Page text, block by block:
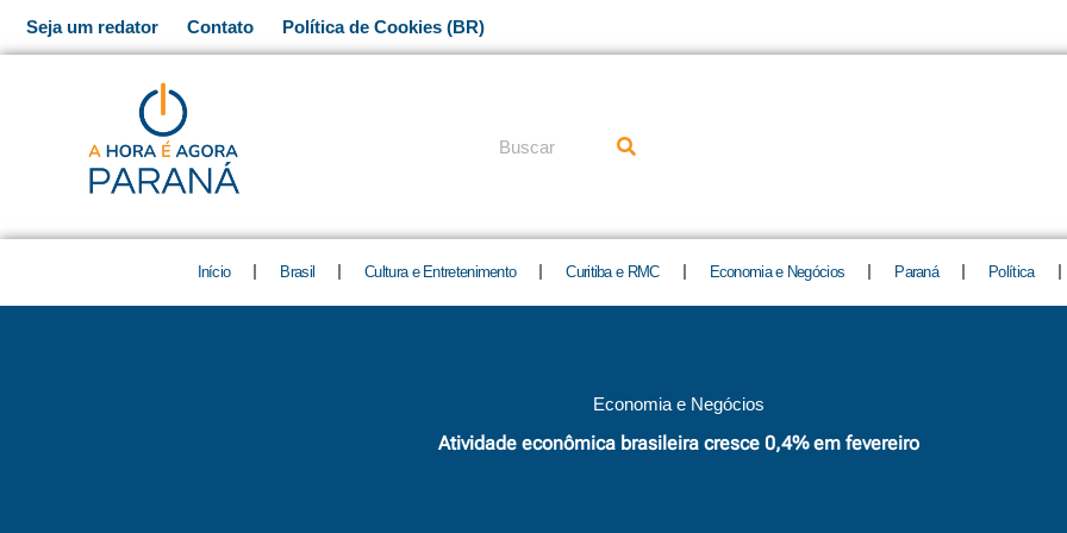
para
Seja um redator Contato Política de Cookies (BR)
Pesquisar
Início Brasil Cultura e Entretenimento Curitiba e RMC Economia e Negócios Paraná Política
Economia e Negócios
Atividade econômica brasileira cresce 0,4% em fevereiro